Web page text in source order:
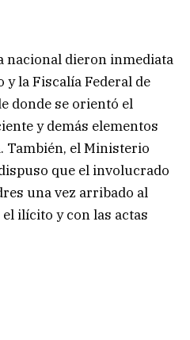
nacional dieron inmediata
la Fiscalía Federal de
donde se orientó el
y demás elementos
También, el Ministerio
que el involucrado
una vez arribado al
ilícito y con las actas